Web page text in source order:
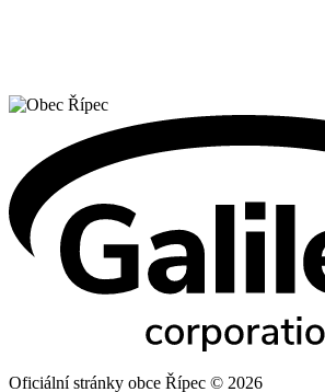
Oficiální stránky obce Řípec © 2026